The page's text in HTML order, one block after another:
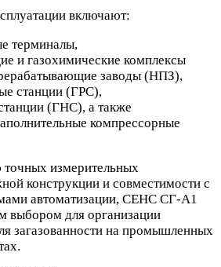
включают:
терминалы,
и газохимические комплексы
заводы (НПЗ),
станции (ГРС),
(ГНС), а также
компрессорные
точных измерительных
конструкции и совместимости с
автоматизации, СЕНС СГ-А1
выбором для организации
загазованности на промышленных